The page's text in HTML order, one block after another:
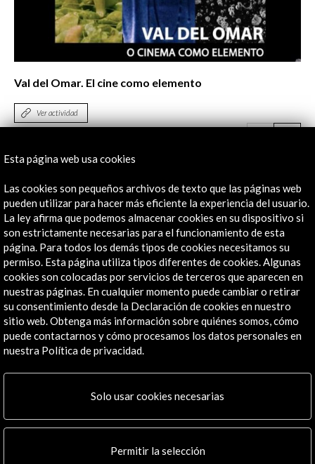
Val del Omar. El cine como elemento
Ver actividad
Línea de tiempo
28 May - 06 Jun 2021
(S8) Mostra de Cinema Periférico
La Coruña, España
Recibe las últimas NOVEDADES
Esta página web usa cookies
Las cookies son pequeños archivos de texto que las páginas web
pueden utilizar para hacer más eficiente la experiencia del usuario.
La ley afirma que podemos almacenar cookies en su dispositivo si
son estrictamente necesarias para el funcionamiento de esta
página. Para todos los demás tipos de cookies necesitamos su
permiso. Esta página utiliza tipos diferentes de cookies. Algunas
cookies son colocadas por servicios de terceros que aparecen en
nuestras páginas. En cualquier momento puede cambiar o retirar
su consentimiento desde la Declaración de cookies en nuestro
sitio web. Obtenga más información sobre quiénes somos, cómo
puede contactarnos y cómo procesamos los datos personales en
nuestra Política de privacidad.
Solo usar cookies necesarias
Permitir la selección